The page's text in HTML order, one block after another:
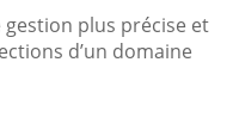
plus précise et
d’un domaine